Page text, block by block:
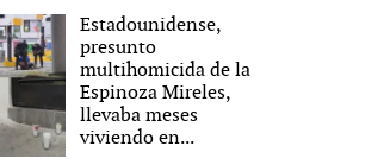
Estadounidense,
presunto
multihomicida de la
Espinoza Mireles,
llevaba meses
viviendo en...